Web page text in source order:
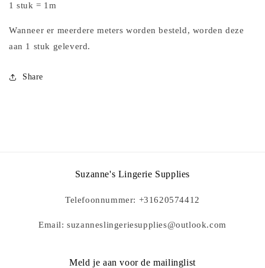
1 stuk = 1m
Wanneer er meerdere meters worden besteld, worden deze
aan 1 stuk geleverd.
Share
Suzanne's Lingerie Supplies
Telefoonnummer: +31620574412
Email: suzanneslingeriesupplies@outlook.com
Meld je aan voor de mailinglist